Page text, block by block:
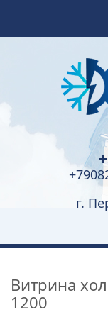
г.
Витрина
1200